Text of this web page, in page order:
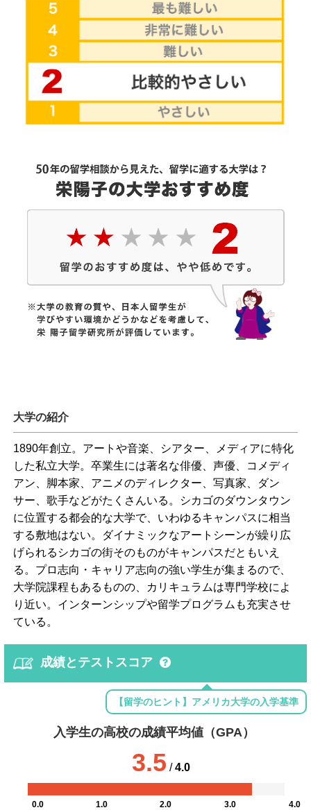
大学の紹介
1890年創立。アートや音楽、シアター、メディアに特化
した私立大学。卒業生には著名な俳優、声優、コメディ
アン、脚本家、アニメのディレクター、写真家、ダン
サー、歌手などがたくさんいる。シカゴのダウンタウン
に位置する都会的な大学で、いわゆるキャンパスに相当
する敷地はない。ダイナミックなアートシーンが繰り広
げられるシカゴの街そのものがキャンパスだともいえ
る。プロ志向・キャリア志向の強い学生が集まるので、
大学院課程もあるものの、カリキュラムは専門学校によ
り近い。インターンシップや留学プログラムも充実させ
ている。
成績とテストスコア
【留学のヒント】アメリカ大学の入学基準
入学生の高校の成績平均値（GPA）
3.5 /4.0
0.0 1.0 2.0 3.0 4.0